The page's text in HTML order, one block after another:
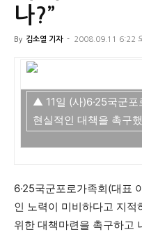
나?”
By 김소열 기자 - 2008.09.11 6:22
▲ 11일 (사)6·25국군
현실적인 대책을 촉구
6·25국군포로가족회(대표
인 노력이 미비하다고 지
위한 대책마련을 촉구하고